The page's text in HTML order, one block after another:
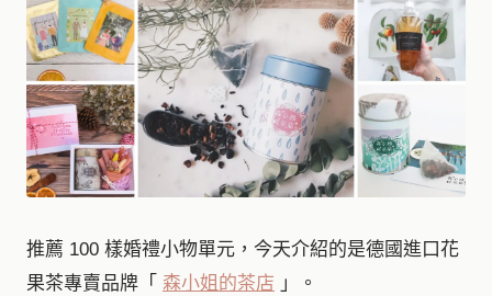
推薦 100 樣婚禮小物單元，今天介紹的是德國進口花
果茶專賣品牌「 森小姐的茶店 」。